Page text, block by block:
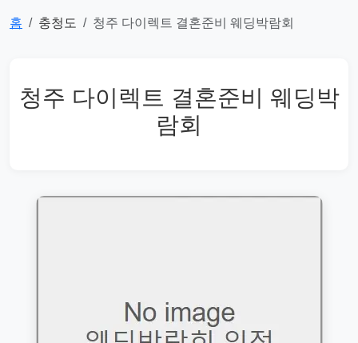
홈 충청도 청주 다이렉트 결혼준비 웨딩박람회
청주 다이렉트 결혼준비 웨딩박
람회